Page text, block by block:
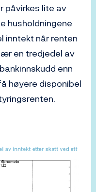
påvirkes lite av
husholdningene
inntekt når renten
en tredjedel av
enn
høyere disponibel